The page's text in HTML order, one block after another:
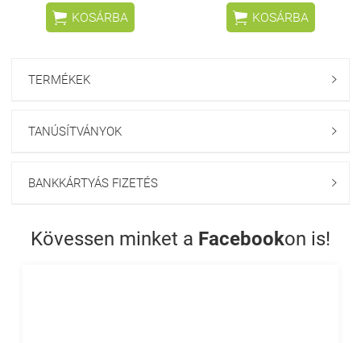
 KOSÁRBA  KOSÁRBA
TERMÉKEK 
TANÚSÍTVÁNYOK 
BANKKÁRTYÁS FIZETÉS 
Kövessen minket a Facebookon is!